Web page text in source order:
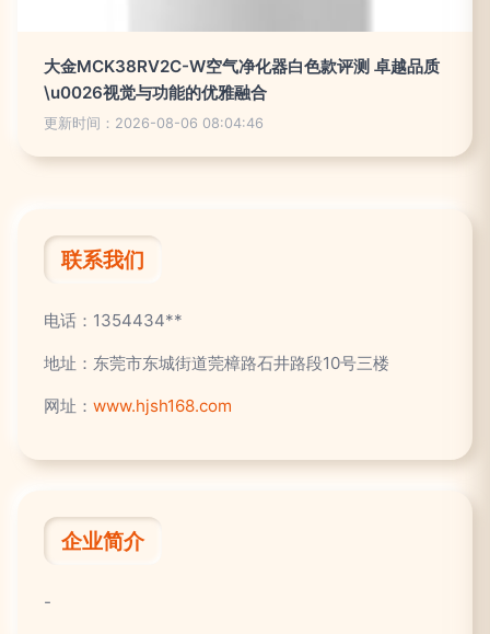
大金MCK38RV2C-W空气净化器白色款评测 卓越品质
\u0026视觉与功能的优雅融合
更新时间：2026-08-06 08:04:46
联系我们
电话：1354434**
地址：东莞市东城街道莞樟路石井路段10号三楼
网址： www.hjsh168.com
企业简介
-